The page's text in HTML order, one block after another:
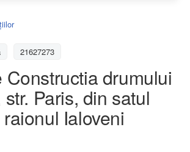
21627273
Constructia drumului
Paris, din satul
Ialoveni